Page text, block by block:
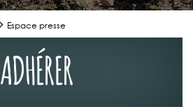
Espace presse
ADHÉRER